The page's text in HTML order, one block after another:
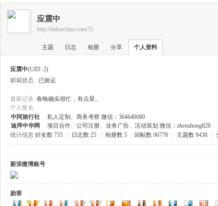
›
应震中
http://dubaichina.com/?2
主题 日志 相册 分享 个人资料
应震中(UID: 2)
邮箱状态
已验证
最新记录 春晚确实很忙，有点晕。
个人签名
中阿旅行社 私人定制、商务考察 微信：364640080
迪拜中华网
项目合作、公司注册、业务广告、活动策划 微信：zhenzhong828
统计信息 好友数 735 日志数 25 相册数 5 回帖数 96778 主题数 9438
新浪微博账号
勋章